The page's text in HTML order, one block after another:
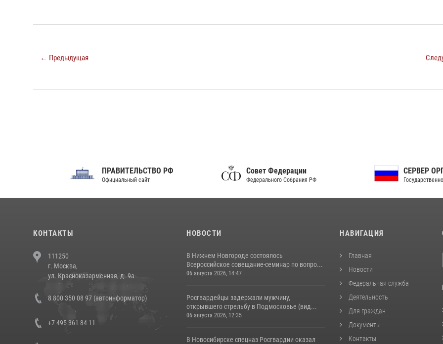
← Предыдущая
ПРАВИТЕЛЬСТВО РФ
Официальный сайт
Совет Федерации
Федерального Собрания РФ
СЕРВЕР ОРГАНОВ
Государственной власти РФ
КОНТАКТЫ
111250
г. Москва,
ул. Красноказарменная, д. 9а
8 800 350 08 97 (автоинформатор)
+7 495 361 84 11
НОВОСТИ
В Нижнем Новгороде состоялось
Всероссийское совещание-семинар по вопро...
06 августа 2026, 14:47
Росгвардейцы задержали мужчину,
открывшего стрельбу в Подмосковье (вид...
06 августа 2026, 12:35
В Новосибирске спецназ Росгвардии оказал
НАВИГАЦИЯ
Главная
Новости
Федеральная служба
Деятельность
Для граждан
Документы
Контакты